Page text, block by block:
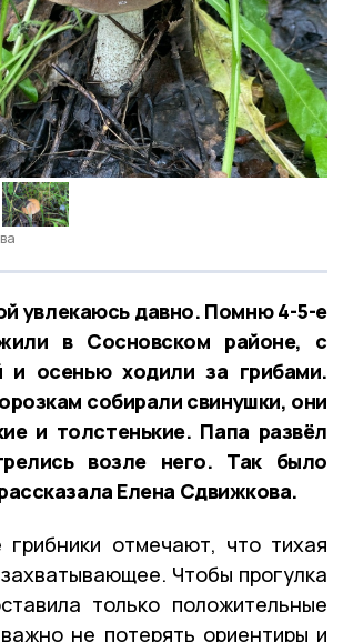
увлекаюсь давно. Помню 4-5-е
в Сосновском районе, с
и осенью ходили за грибами.
собирали свинушки, они
и толстенькие. Папа развёл
возле него. Так было
Елена Сдвижкова.
грибники отмечают, что тихая
Чтобы прогулка
только положительные
не потерять ориентиры и